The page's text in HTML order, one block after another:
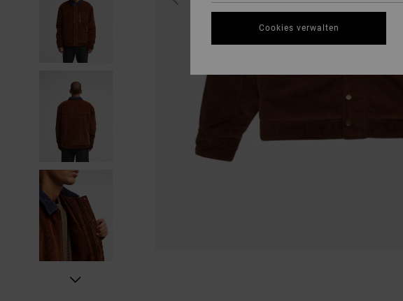
Cookies verwalten